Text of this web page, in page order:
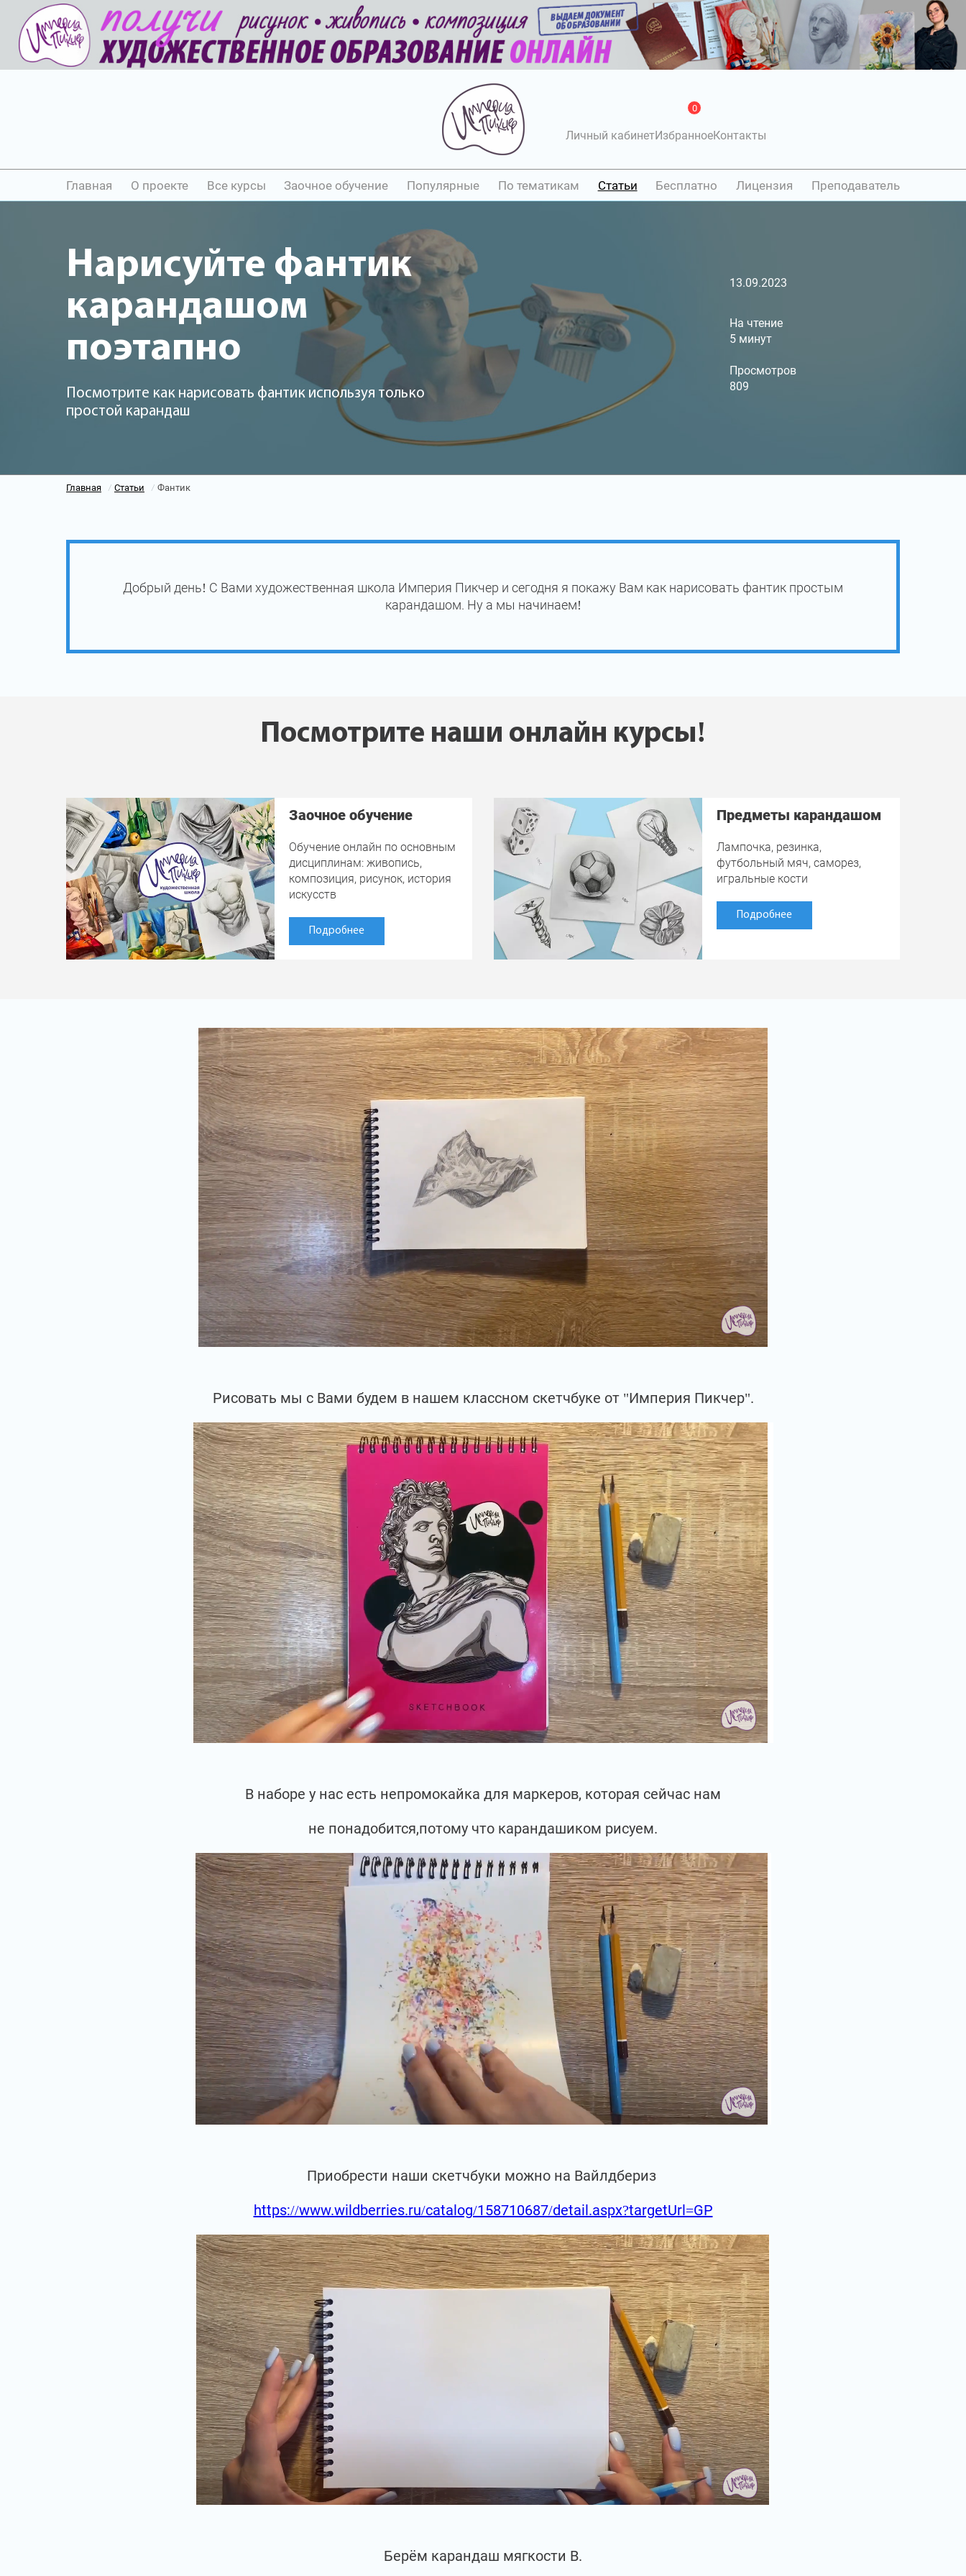
Личный кабинетИзбранное
0
Контакты
Главная О проекте Все курсы Заочное обучение Популярные По тематикам Статьи Бесплатно Лицензия Преподаватель
Нарисуйте фантик
карандашом
поэтапно
Посмотрите как нарисовать фантик используя только
простой карандаш
13.09.2023
На чтение
5 минут
Просмотров
809
Главная / Статьи / Фантик
Добрый день! С Вами художественная школа Империя Пикчер и сегодня я покажу Вам как нарисовать фантик простым
карандашом. Ну а мы начинаем!
Посмотрите наши онлайн курсы!
Заочное обучение
Обучение онлайн по основным
дисциплинам: живопись,
композиция, рисунок, история
искусств
Подробнее
Предметы карандашом
Лампочка, резинка,
футбольный мяч, саморез,
игральные кости
Подробнее
Рисовать мы с Вами будем в нашем классном скетчбуке от "Империя Пикчер".
В наборе у нас есть непромокайка для маркеров, которая сейчас нам
не понадобится,потому что карандашиком рисуем.
Приобрести наши скетчбуки можно на Вайлдбериз
https://www.wildberries.ru/catalog/158710687/detail.aspx?targetUrl=GP
Берём карандаш мягкости В.